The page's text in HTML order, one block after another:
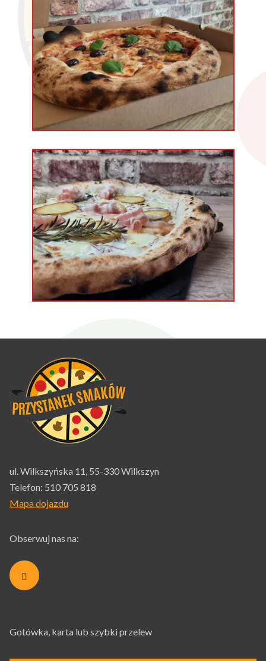
ul. Wilkszyńska 11, 55-330 Wilkszyn
Telefon: 510 705 818
Mapa dojazdu
Obserwuj nas na:
Gotówka, karta lub szybki przelew